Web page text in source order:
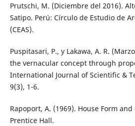
Prutschi, M. (Diciembre del 2016).
Satipo. Perú: Círculo de Estudio de
(CEAS).
Puspitasari, P., y Lakawa, A. R.
the vernacular concept through
International Journal of Scientific &
9(3), 1-6.
Rapoport, A. (1969). House Form
Prentice Hall.